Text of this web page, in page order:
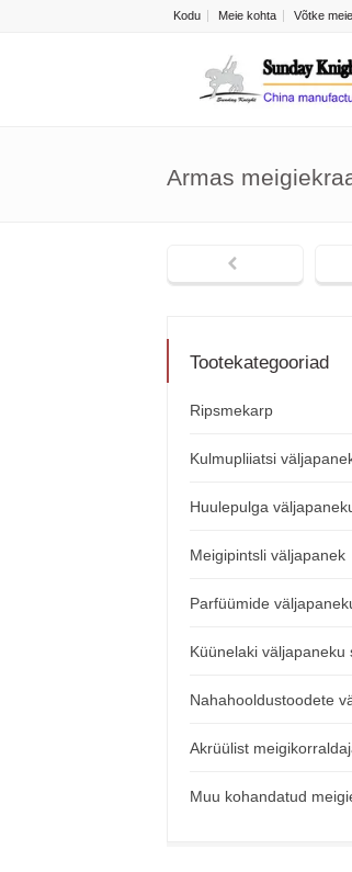
Kodu Meie kohta Võtke
Armas
Tootekategooriad
Ripsmekarp
Kulmupliiatsi
Huulepulga
Meigipintsli väljapanek
Parfüümide
Küünelaki väljapaneku
Nahahooldustoodete
Akrüülist
Muu kohandatud